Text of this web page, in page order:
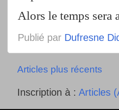
Alors le temps sera
Publié par Dufresne
Articles plus récents
Inscription à : Articles